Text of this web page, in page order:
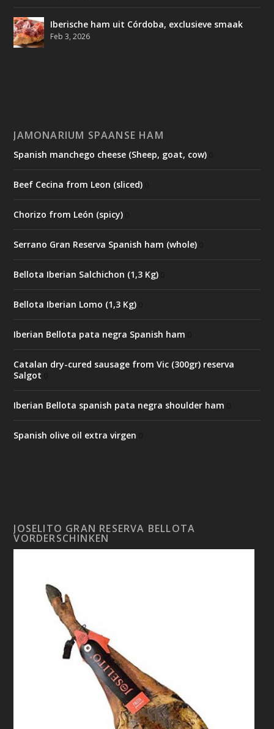
Iberische ham uit Córdoba, exclusieve smaak
Feb 3, 2026
JAMONARIUM SPAANSE HAM
Spanish manchego cheese (Sheep, goat, cow)
Beef Cecina from Leon (sliced)
Chorizo from León (spicy)
Serrano Gran Reserva Spanish ham (whole)
Bellota Iberian Salchichon (1,3 Kg)
Bellota Iberian Lomo (1,3 Kg)
Iberian Bellota pata negra Spanish ham
Catalan dry-cured sausage from Vic (300gr) reserva
Salgot
Iberian Bellota spanish pata negra shoulder ham
Spanish olive oil extra virgen
JOSELITO GRAN RESERVA BELLOTA
VORDERSCHINKEN